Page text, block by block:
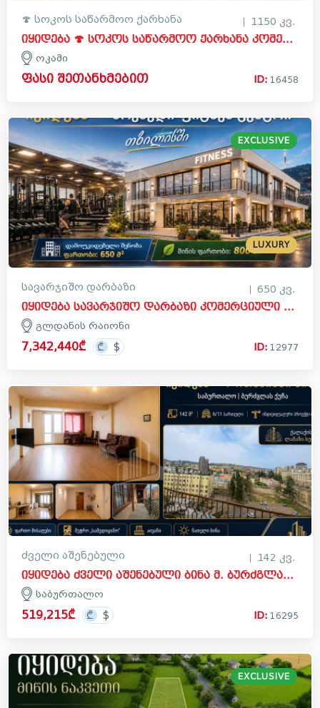
🍄 სოკოს საწარმოო ქარხანა 1150 კვ.
იყიდება 🍄 სოკოს საწარმოო ქარხანა კომერციული ფართი ოკამში, კასპი
ოკამი
ფასი შეთანხმებით ID: 16458
LUXURY
EXCLUSIVE
სავარჯიშო დარბაზი 650 კვ.
იყიდება სავარჯიშო დარბაზი კომერციული ფართი გლდანის რაიონში
გლდანის რაიონი
7,342,440₾ ID: 12977
ძველი აშენებული 142 კვ.
იყიდება ძველი აშენებული ბინა მ. ბურძგლას ქუჩაზე, საბურთალო
საბურთალო
519,215₾ ID: 16295
EXCLUSIVE